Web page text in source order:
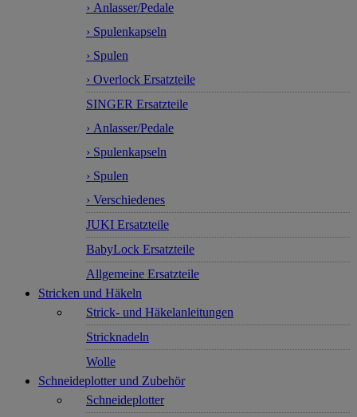
› Anlasser/Pedale
› Spulenkapseln
› Spulen
› Overlock Ersatzteile
SINGER Ersatzteile
› Anlasser/Pedale
› Spulenkapseln
› Spulen
› Verschiedenes
JUKI Ersatzteile
BabyLock Ersatzteile
Allgemeine Ersatzteile
Stricken und Häkeln
Strick- und Häkelanleitungen
Stricknadeln
Wolle
Schneideplotter und Zubehör
Schneideplotter